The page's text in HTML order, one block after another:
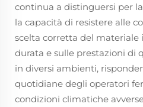
continua a distinguersi per
la capacità di resistere alle
scelta corretta del materiale
durata e sulle prestazioni di
in diversi ambienti,
quotidiane degli operatori
condizioni climatiche